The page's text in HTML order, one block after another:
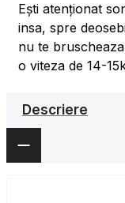
Ești atenționat
insa, spre
nu te
o viteza de 14-
Descriere